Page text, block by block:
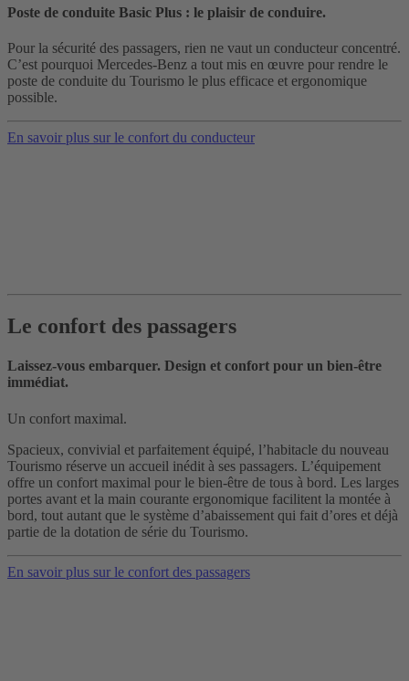
Poste de conduite Basic Plus : le plaisir de conduire.
Pour la sécurité des passagers, rien ne vaut un conducteur concentré.
C’est pourquoi Mercedes-Benz a tout mis en œuvre pour rendre le
poste de conduite du Tourismo le plus efficace et ergonomique
possible.
En savoir plus sur le confort du conducteur
Le confort des passagers
Laissez-vous embarquer. Design et confort pour un bien-être
immédiat.
Un confort maximal.
Spacieux, convivial et parfaitement équipé, l’habitacle du nouveau
Tourismo réserve un accueil inédit à ses passagers. L’équipement
offre un confort maximal pour le bien-être de tous à bord. Les larges
portes avant et la main courante ergonomique facilitent la montée à
bord, tout autant que le système d’abaissement qui fait d’ores et déjà
partie de la dotation de série du Tourismo.
En savoir plus sur le confort des passagers